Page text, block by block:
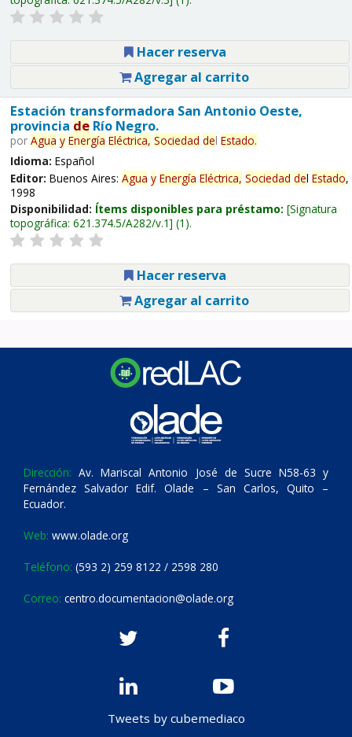
Hacer reserva
Agregar al carrito
Estación transformadora San Antonio Oeste,
provincia deRío Negro.
por Agua y Energía Eléctrica, Sociedad del Estado.
Idioma: Español
Editor: Buenos Aires: Agua y Energía Eléctrica, Sociedad del Estado,
1998
Disponibilidad: Ítems disponibles para préstamo: Signatura
topográfica: 621.374.5/A282/v.1 (1).
Hacer reserva
Agregar al carrito
Dirección: Av. Mariscal Antonio José de Sucre N58-63 y
Fernández Salvador Edif. Olade – San Carlos, Quito –
Ecuador.
Web: www.olade.org
Teléfono: (593 2) 259 8122 / 2598 280
Correo: centro.documentacion@olade.org
Tweets by cubemediaco